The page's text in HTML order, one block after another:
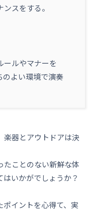
スをする。
ールやマナーを
のよい環境で演奏
楽器とアウトドアは決
たことのない新鮮な体
いかがでしょうか？
ポイントを心得て、実